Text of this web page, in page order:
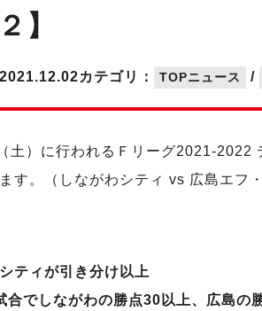
】
カテゴリ： TOPニュース /
土）に行われるＦリーグ2021-2022
す。（しながわシティ vs 広島エフ
ティが引き分け以上
でしながわの勝点30以上、広島の